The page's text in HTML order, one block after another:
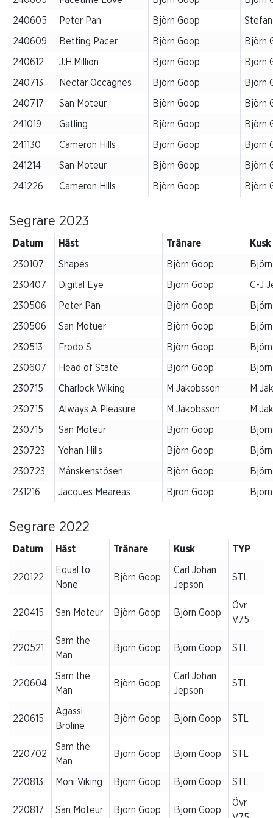
240605 Peter Pan Björn Goop
240609 Betting Pacer Björn Goop Björn
240612 J.H.Million Björn Goop Björn
240713 Nectar Occagnes Björn Goop Björn
240717 San Moteur Björn Goop Björn
241019 Gatling Björn Goop Björn
241130 Cameron Hills Björn Goop Björn
241214 San Moteur Björn Goop Björn
241226 Cameron Hills Björn Goop Björn
Segrare 2023
Datum Häst Tränare Kusk
230107 Shapes Björn Goop
230407 Digital Eye Björn Goop C-J
230506 Peter Pan Björn Goop
230506 San Motuer Björn Goop
230513 Frodo S Björn Goop
230607 Head of State Björn Goop
230715 Charlock Wiking M Jakobsson M
230715 Always A Pleasure M Jakobsson M
230715 San Moteur Björn Goop
230723 Yohan Hills Björn Goop
230723 Månskenstösen Björn Goop
231216 Jacques Meareas Bjrön Goop
Segrare 2022
Datum Häst Tränare Kusk TYP
220122
Equal to
None
Björn Goop
Carl Johan
Jepson
STL
220415 San Moteur Björn Goop Björn Goop
Övr
V75
220521
Sam the
Man
Björn Goop Björn Goop STL
220604
Sam the
Man
Björn Goop
Carl Johan
Jepson
STL
220615
Agassi
Broline
Björn Goop Björn Goop STL
220702
Sam the
Man
Björn Goop Björn Goop STL
220813 Moni Viking Björn Goop Björn Goop STL
220817 San Moteur Björn Goop Björn Goop
Övr